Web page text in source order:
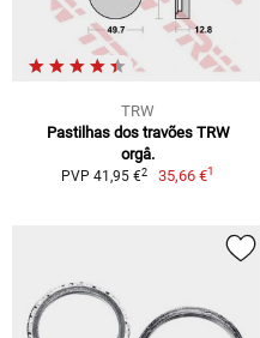
TRW
Pastilhas dos travões TRW
orgâ.
PVP 41,95 €2 35,66 €1